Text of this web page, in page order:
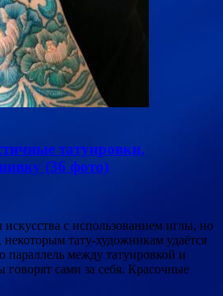
татуировки,
(36 фото)
с использованием иглы, но
тату-художникам удаётся
параллель между татуировкой и
сами за себя. Красочные